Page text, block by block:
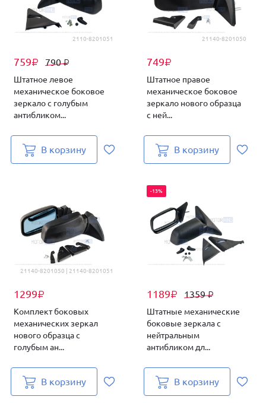
2110-8201051
759₽ 790₽
Штатное левое
механическое боковое
зеркало с голубым
антибликом...
В корзину
21140-8201050
749₽
Штатное правое
механическое боковое
зеркало нового образца
с ней...
В корзину
21140-8201050 | 21140-8201051
1299₽
Комплект боковых
механических зеркал
нового образца с
голубым ан...
В корзину
1189₽ 1359₽
-13%
Штатные механические
боковые зеркала с
нейтральным
антибликом дл...
В корзину